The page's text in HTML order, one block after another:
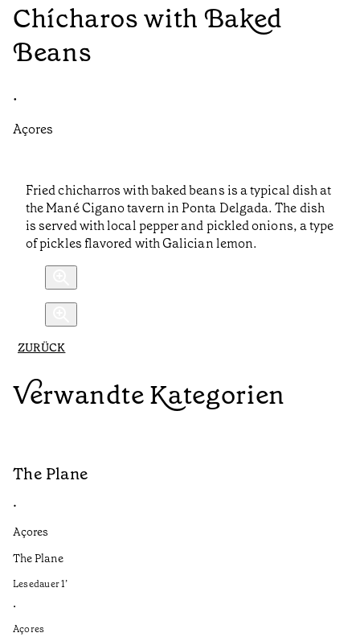
Chícharos with Baked
Beans
•
Açores
Fried chicharros with baked beans is a typical dish at
the Mané Cigano tavern in Ponta Delgada. The dish
is served with local pepper and pickled onions, a type
of pickles flavored with Galician lemon.
ZURÜCK
Verwandte Kategorien
The Plane
•
Açores
The Plane
Lesedauer1’
•
Açores